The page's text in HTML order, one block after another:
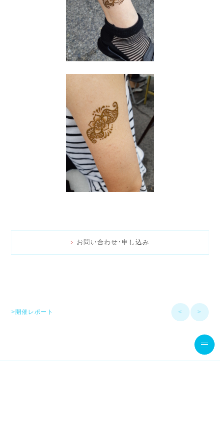
お問い合わせ･申し込み
>開催レポート < >